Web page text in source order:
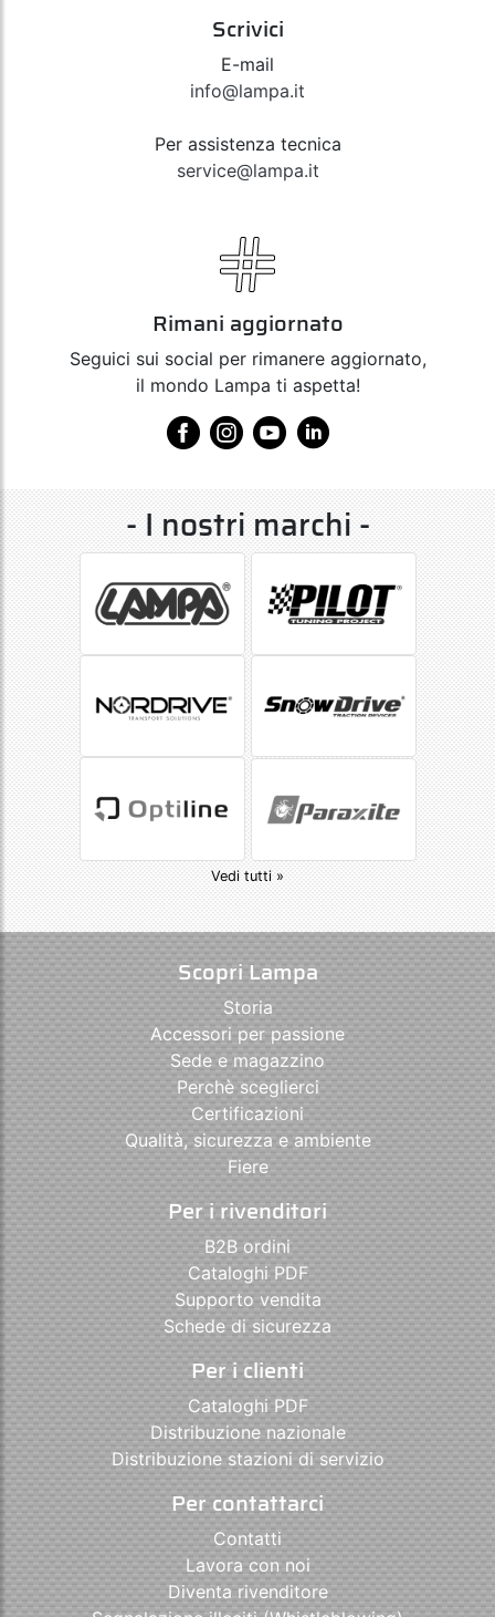
Scrivici
E-mail
info@lampa.it
Per assistenza tecnica
service@lampa.it
Rimani aggiornato
Seguici sui social per rimanere aggiornato,
il mondo Lampa ti aspetta!
- I nostri marchi -
Vedi tutti »
Scopri Lampa
Storia
Accessori per passione
Sede e magazzino
Perchè sceglierci
Certificazioni
Qualità, sicurezza e ambiente
Fiere
Per i rivenditori
B2B ordini
Cataloghi PDF
Supporto vendita
Schede di sicurezza
Per i clienti
Cataloghi PDF
Distribuzione nazionale
Distribuzione stazioni di servizio
Per contattarci
Contatti
Lavora con noi
Diventa rivenditore